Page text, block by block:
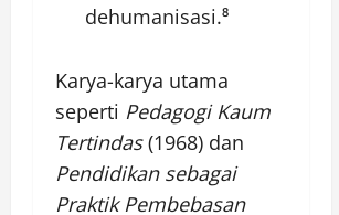
dehumanisasi.⁸
Karya-karya utama
seperti Pedagogi Kaum
Tertindas(1968) dan
Pendidikan sebagai
Praktik Pembebasan